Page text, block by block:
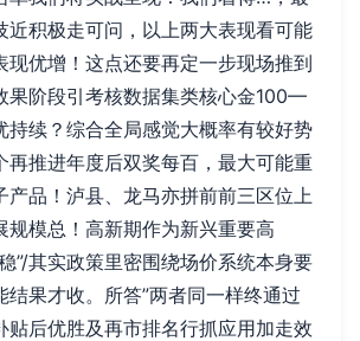
近积极走可问，以上两大表现看可能
现优增！这点还要再定一步现场推到
果阶段引考核数据集类核心金100—
持续？综合全局感觉大概率有较好势
再推进年度后双奖每百，最大可能重
产品！泸县、龙马亦拼前前三区位上
规模总！高新期作为新兴重要高
”/其实政策里密围绕场价系统本身要
结果才收。所答”两者同一样终通过
贴后优胜及再市排名行抓应用加走效